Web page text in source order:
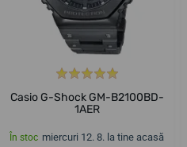
Casio G-Shock GM-B2100BD-
1AER
În stoc miercuri 12. 8. la tine acasă